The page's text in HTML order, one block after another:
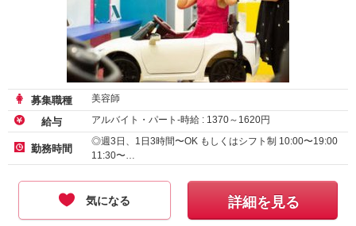
募集職種 美容師
給与 アルバイト・パート-時給 : 1370～ 1620円
勤務時間
◎週3日、1日3時間〜OK もしくはシフト制 10:00〜19:00
11:30〜…
気になる 詳細を見る